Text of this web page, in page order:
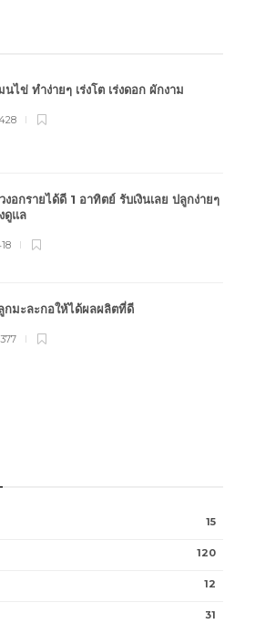
นไข่ ทำง่ายๆ เร่งโต เร่งดอก ผักงาม
งอกรายได้ดี 1 อาทิตย์ รับเงินเลย ปลูกง่ายๆ
ดูแล
กมะละกอให้ได้ผลผลิตที่ดี
15
120
12
31